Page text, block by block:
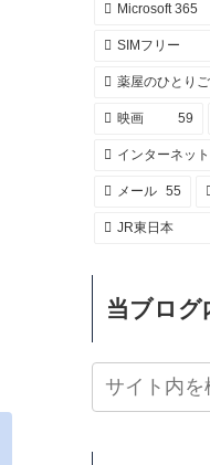
Microsoft 365
SIMフリー
薬屋のひとりご
映画 59
インターネット
メール 55
JR東日本
当ブログ